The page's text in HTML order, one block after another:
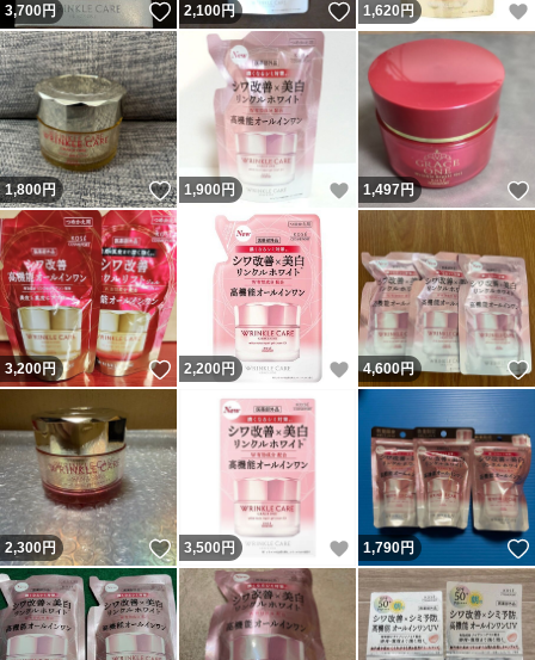
3,700円 いいね！
2,100円 いいね！
1,620 円
1,800円 いいね！
1,900 円 いいね！
1,497円
3,200円 いいね！
2,200 円 いいね！
4,600円
2,300円 いいね！
3,500 円 いいね！
1,790円